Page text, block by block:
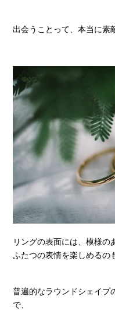
出会うことって、本当に素
リングの表面には、模様の
ふたつの表情を楽しめるの
普遍的なラウンドシェイプ
で、